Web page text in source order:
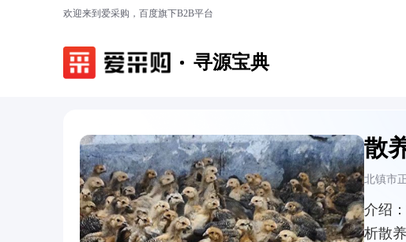
欢迎来到爱采购，百度旗下B2B平台
寻源宝典
散
北镇市
介绍：
析散